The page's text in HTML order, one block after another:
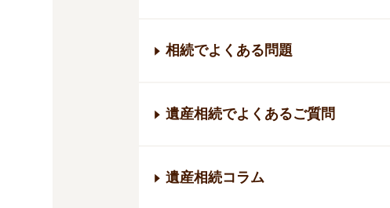
相続でよくある問題
遺産相続でよくあるご質問
遺産相続コラム